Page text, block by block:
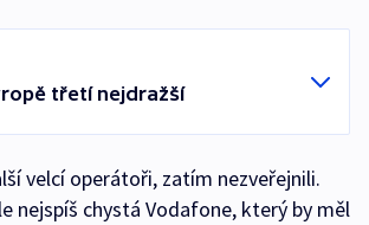
třetí nejdražší
velcí operátoři, zatím nezveřejnili.
nejspíš chystá Vodafone, který by měl